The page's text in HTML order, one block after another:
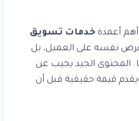
أعمدة خدمات تسويق
يفرض نفسه على العميل، بل
المحتوى الجيد يجيب عن
قيمة حقيقية قبل أن